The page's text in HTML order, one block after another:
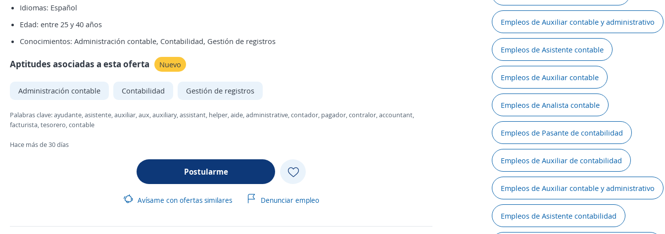
Idiomas: Español
Edad: entre 25 y 40 años
Conocimientos: Administración contable, Contabilidad, Gestión de registros
Aptitudes asociadas a esta oferta Nuevo
Administración contable Contabilidad Gestión de registros
Palabras clave: ayudante, asistente, auxiliar, aux, auxiliary, assistant, helper, aide, administrative, contador, pagador, contralor, accountant,
facturista, tesorero, contable
Hace más de 30 días
Postularme
Avísame con ofertas similares Denunciar empleo
Empleos de Auxiliar contable y administrativo
Empleos de Asistente contable
Empleos de Auxiliar contable
Empleos de Analista contable
Empleos de Pasante de contabilidad
Empleos de Auxiliar de contabilidad
Empleos de Auxiliar contable y administrativo
Empleos de Asistente contabilidad